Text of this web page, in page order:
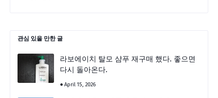
관심 있을 만한 글
라보에이치 탈모 샴푸 재구매 했다. 좋으면
다시 돌아온다.
April 15, 2026